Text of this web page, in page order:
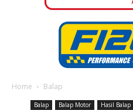
Home Balap
Balap Balap Motor Hasil Balap